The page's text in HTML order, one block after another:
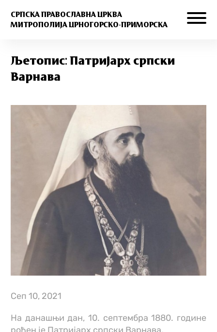
СРПСКА ПРАВОСЛАВНА ЦРКВА
МИТРОПОЛИЈА ЦРНОГОРСКО-ПРИМОРСКА
Љетопис: Патријарх српски
Варнава
Cеп 10, 2021
На данашњи дан, 10. септембра 1880. године